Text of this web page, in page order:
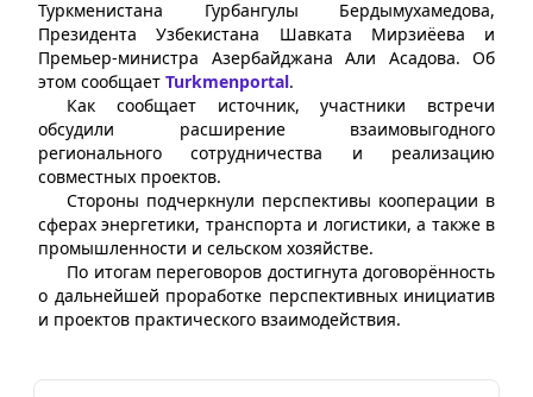
Туркменистана Гурбангулы Бердымухамедова,
Президента Узбекистана Шавката Мирзиёева и
Премьер-министра Азербайджана Али Асадова. Об
этом сообщает Turkmenportal.
Как сообщает источник, участники встречи
обсудили расширение взаимовыгодного
регионального сотрудничества и реализацию
совместных проектов.
Стороны подчеркнули перспективы кооперации в
сферах энергетики, транспорта и логистики, а также в
промышленности и сельском хозяйстве.
По итогам переговоров достигнута договорённость
о дальнейшей проработке перспективных инициатив
и проектов практического взаимодействия.